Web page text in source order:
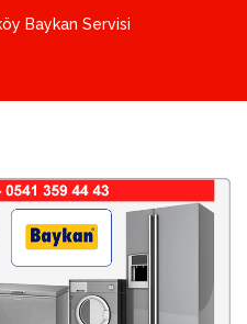
Baykan Servisi